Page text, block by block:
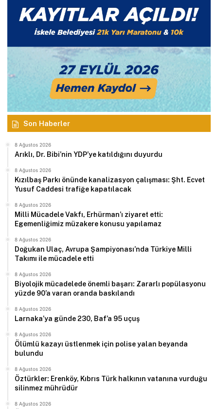
Son Haberler
8 Ağustos 2026
Arıklı, Dr. Bibi’nin YDP’ye katıldığını duyurdu
8 Ağustos 2026
Kızılbaş Parkı önünde kanalizasyon çalışması: Şht. Ecvet
Yusuf Caddesi trafiğe kapatılacak
8 Ağustos 2026
Milli Mücadele Vakfı, Erhürman’ı ziyaret etti:
Egemenliğimiz müzakere konusu yapılamaz
8 Ağustos 2026
Doğukan Ulaç, Avrupa Şampiyonası’nda Türkiye Milli
Takımı ile mücadele etti
8 Ağustos 2026
Biyolojik mücadelede önemli başarı: Zararlı popülasyonu
yüzde 90’a varan oranda baskılandı
8 Ağustos 2026
Larnaka’ya günde 230, Baf’a 95 uçuş
8 Ağustos 2026
Ölümlü kazayı üstlenmek için polise yalan beyanda
bulundu
8 Ağustos 2026
Öztürkler: Erenköy, Kıbrıs Türk halkının vatanına vurduğu
silinmez mührüdür
8 Ağustos 2026